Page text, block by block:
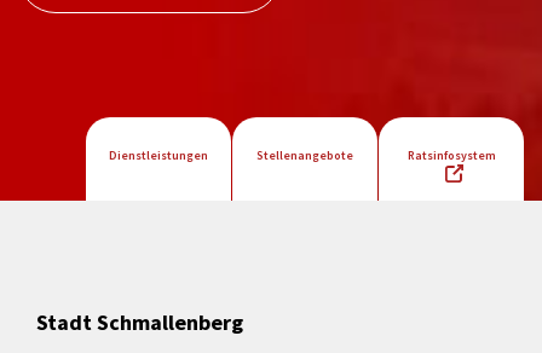
Dienstleistungen Stellenangebote Ratsinfosystem
Stadt Schmallenberg